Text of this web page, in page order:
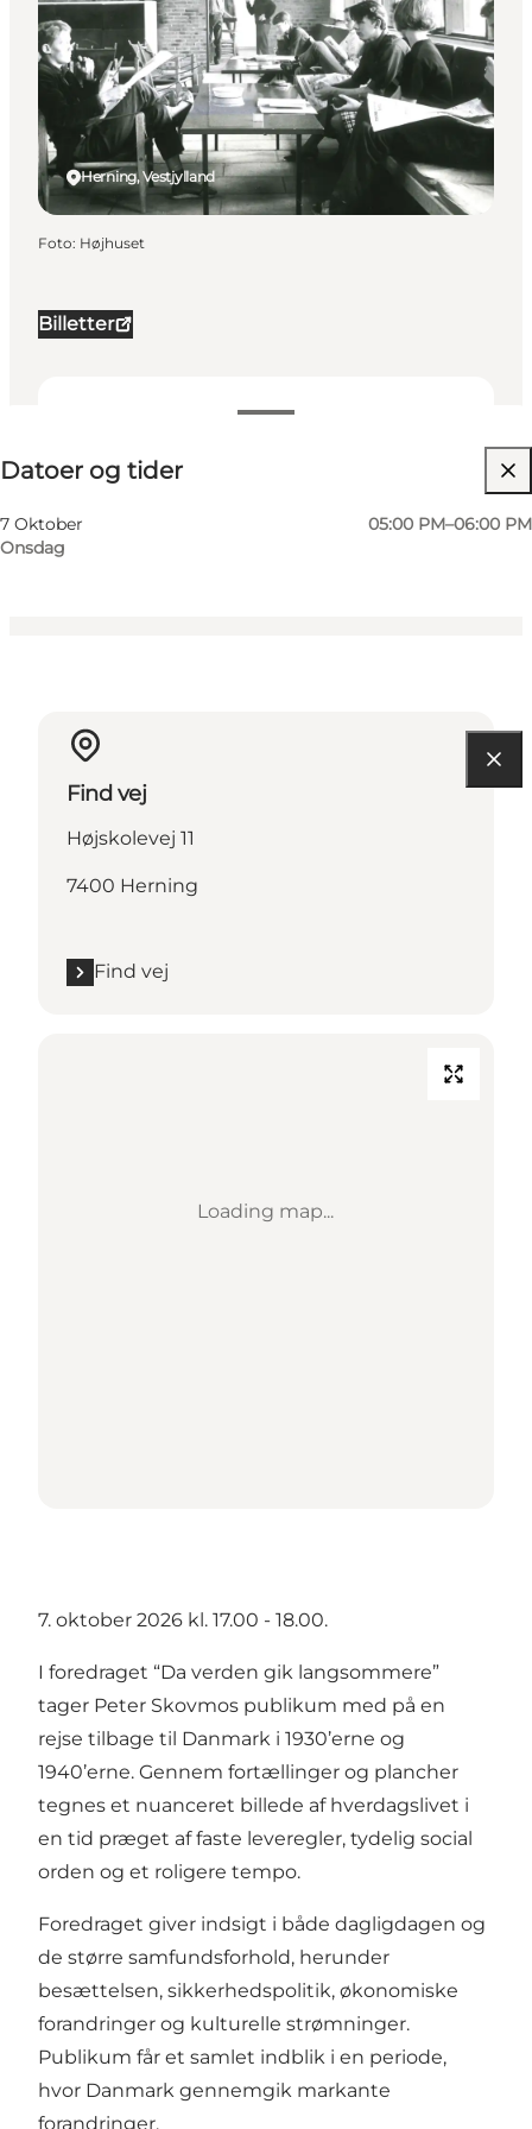
Billetter
Datoer og tider
7 Oktober
Onsdag
05:00 PM–06:00 PM
Besøg hjemmeside
Min virksomhed, Mig selv, Min partner, Venner
Herning, Vestjylland
Foto: Højhuset
Find vej
Højskolevej 11
7400 Herning
Find vej
Loading map...
7. oktober 2026 kl. 17.00 - 18.00.
I foredraget “Da verden gik langsommere”
tager Peter Skovmos publikum med på en
rejse tilbage til Danmark i 1930’erne og
1940’erne. Gennem fortællinger og plancher
tegnes et nuanceret billede af hverdagslivet i
en tid præget af faste leveregler, tydelig social
orden og et roligere tempo.
Foredraget giver indsigt i både dagligdagen og
de større samfundsforhold, herunder
besættelsen, sikkerhedspolitik, økonomiske
forandringer og kulturelle strømninger.
Publikum får et samlet indblik i en periode,
hvor Danmark gennemgik markante
forandringer.